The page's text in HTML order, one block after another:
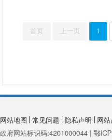
首页 上一页 1
网站地图 常见问题 隐私声明 网
政府网站标识码:4201000044 | 鄂